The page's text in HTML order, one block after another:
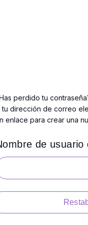
perdido tu
tu dirección de correo
enlace para crear una
de